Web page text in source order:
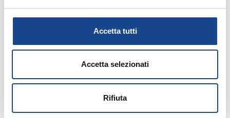
Accetta tutti
Accetta selezionati
Rifiuta
TORRE DEL GRECO - Separazione e
Corso riservato agli operatori del Comune di
Torre del Greco